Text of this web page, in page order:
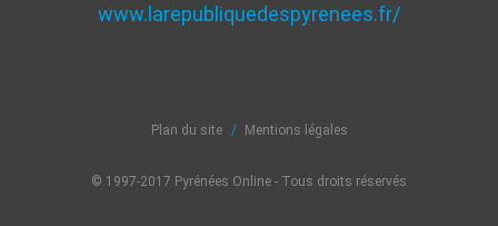
www.larepubliquedespyrenees.fr/
Plan du site Mentions légales
© 1997-2017 Pyrénées Online - Tous droits réservés